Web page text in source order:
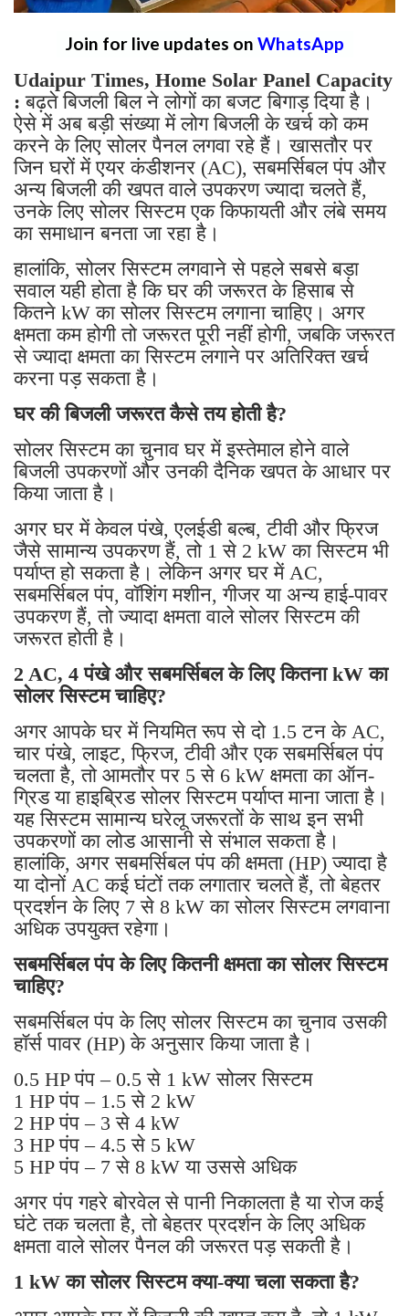
Join for live updates on WhatsApp
Udaipur Times, Home Solar Panel Capacity
:बढ़ते बिजली बिल ने लोगों का बजट बिगाड़ दिया है।
ऐसे में अब बड़ी संख्या में लोग बिजली के खर्च को कम
करने के लिए सोलर पैनल लगवा रहे हैं। खासतौर पर
जिन घरों में एयर कंडीशनर (AC), सबमर्सिबल पंप और
अन्य बिजली की खपत वाले उपकरण ज्यादा चलते हैं,
उनके लिए सोलर सिस्टम एक किफायती और लंबे समय
का समाधान बनता जा रहा है।
हालांकि, सोलर सिस्टम लगवाने से पहले सबसे बड़ा
सवाल यही होता है कि घर की जरूरत के हिसाब से
कितने kW का सोलर सिस्टम लगाना चाहिए। अगर
क्षमता कम होगी तो जरूरत पूरी नहीं होगी, जबकि जरूरत
से ज्यादा क्षमता का सिस्टम लगाने पर अतिरिक्त खर्च
करना पड़ सकता है।
घर की बिजली जरूरत कैसे तय होती है?
सोलर सिस्टम का चुनाव घर में इस्तेमाल होने वाले
बिजली उपकरणों और उनकी दैनिक खपत के आधार पर
किया जाता है।
अगर घर में केवल पंखे, एलईडी बल्ब, टीवी और फ्रिज
जैसे सामान्य उपकरण हैं, तो 1 से 2 kW का सिस्टम भी
पर्याप्त हो सकता है। लेकिन अगर घर में AC,
सबमर्सिबल पंप, वॉशिंग मशीन, गीजर या अन्य हाई-पावर
उपकरण हैं, तो ज्यादा क्षमता वाले सोलर सिस्टम की
जरूरत होती है।
2 AC, 4 पंखे और सबमर्सिबल के लिए कितना kW का
सोलर सिस्टम चाहिए?
अगर आपके घर में नियमित रूप से दो 1.5 टन के AC,
चार पंखे, लाइट, फ्रिज, टीवी और एक सबमर्सिबल पंप
चलता है, तो आमतौर पर 5 से 6 kW क्षमता का ऑन-
ग्रिड या हाइब्रिड सोलर सिस्टम पर्याप्त माना जाता है।
यह सिस्टम सामान्य घरेलू जरूरतों के साथ इन सभी
उपकरणों का लोड आसानी से संभाल सकता है।
हालांकि, अगर सबमर्सिबल पंप की क्षमता (HP) ज्यादा है
या दोनों AC कई घंटों तक लगातार चलते हैं, तो बेहतर
प्रदर्शन के लिए 7 से 8 kW का सोलर सिस्टम लगवाना
अधिक उपयुक्त रहेगा।
सबमर्सिबल पंप के लिए कितनी क्षमता का सोलर सिस्टम
चाहिए?
सबमर्सिबल पंप के लिए सोलर सिस्टम का चुनाव उसकी
हॉर्स पावर (HP) के अनुसार किया जाता है।
0.5 HP पंप – 0.5 से 1 kW सोलर सिस्टम
1 HP पंप – 1.5 से 2 kW
2 HP पंप – 3 से 4 kW
3 HP पंप – 4.5 से 5 kW
5 HP पंप – 7 से 8 kW या उससे अधिक
अगर पंप गहरे बोरवेल से पानी निकालता है या रोज कई
घंटे तक चलता है, तो बेहतर प्रदर्शन के लिए अधिक
क्षमता वाले सोलर पैनल की जरूरत पड़ सकती है।
1 kW का सोलर सिस्टम क्या-क्या चला सकता है?